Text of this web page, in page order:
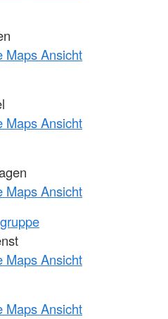
Maps Ansicht
Maps Ansicht
Maps Ansicht
Maps Ansicht
Maps Ansicht